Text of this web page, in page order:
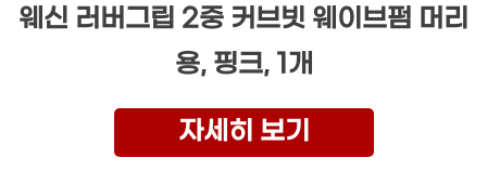
웨신 러버그립 2중 커브빗 웨이브펌 머리
용, 핑크, 1개
자세히 보기